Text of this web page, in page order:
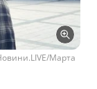
Марта